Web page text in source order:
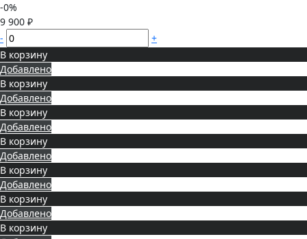
-0%
9 900 ₽
-
+
В корзину
Добавлено
В корзину
Добавлено
В корзину
Добавлено
В корзину
Добавлено
В корзину
Добавлено
В корзину
Добавлено
В корзину